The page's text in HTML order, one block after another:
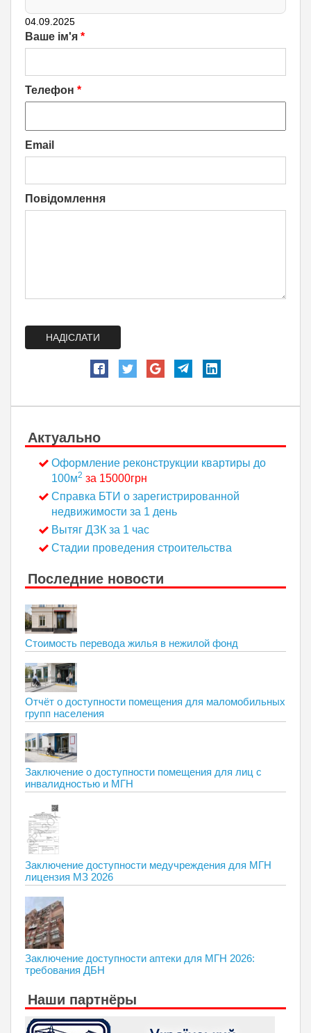
04.09.2025
Ваше ім'я *
Телефон *
Email
Повідомлення
НАДІСЛАТИ
Актуально
Оформление реконструкции квартиры до
100м2 за 15000грн
Справка БТИ о зарегистрированной
недвижимости за 1 день
Вытяг ДЗК за 1 час
Стадии проведения строительства
Последние новости
Стоимость перевода жилья в нежилой фонд
Отчёт о доступности помещения для маломобильных
групп населения
Заключение о доступности помещения для лиц с
инвалидностью и МГН
Заключение доступности медучреждения для МГН
лицензия МЗ 2026
Заключение доступности аптеки для МГН 2026:
требования ДБН
Наши партнёры